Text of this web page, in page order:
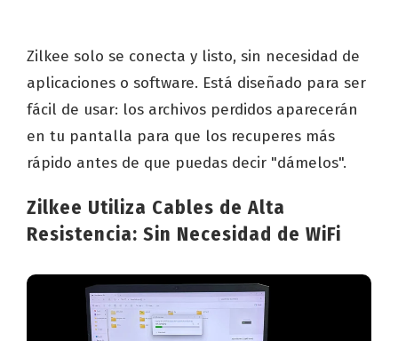
Zilkee solo se conecta y listo, sin necesidad de
aplicaciones o software. Está diseñado para ser
fácil de usar: los archivos perdidos aparecerán
en tu pantalla para que los recuperes más
rápido antes de que puedas decir "dámelos".
Zilkee Utiliza Cables de Alta
Resistencia: Sin Necesidad de WiFi